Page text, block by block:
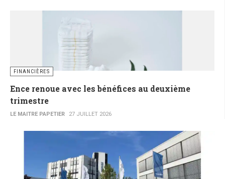
FINANCIÈRES
Ence renoue avec les bénéfices au deuxième
trimestre
LE MAITRE PAPETIER 27 JUILLET 2026